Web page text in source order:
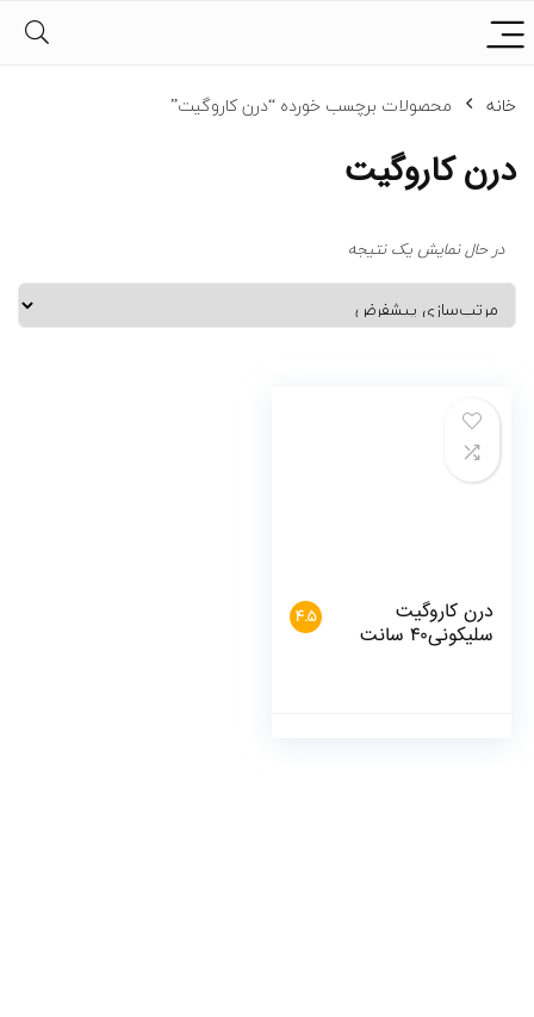
خانه محصولات برچسب خورده “درن کاروگیت”
درن کاروگیت
در حال نمایش یک نتیجه
4.5
درن کاروگیت
سلیکونی۴۰ سانت